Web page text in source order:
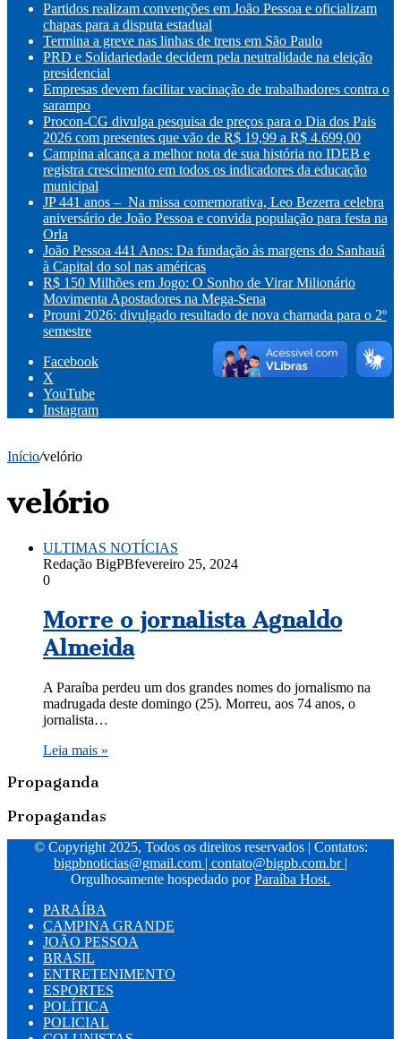
Partidos realizam convenções em João Pessoa e oficializam
chapas para a disputa estadual
Termina a greve nas linhas de trens em São Paulo
PRD e Solidariedade decidem pela neutralidade na eleição
presidencial
Empresas devem facilitar vacinação de trabalhadores contra o
sarampo
Procon-CG divulga pesquisa de preços para o Dia dos Pais
2026 com presentes que vão de R$ 19,99 a R$ 4.699,00
Campina alcança a melhor nota de sua história no IDEB e
registra crescimento em todos os indicadores da educação
municipal
JP 441 anos – Na missa comemorativa, Leo Bezerra celebra
aniversário de João Pessoa e convida população para festa na
Orla
João Pessoa 441 Anos: Da fundação às margens do Sanhauá
à Capital do sol nas américas
R$ 150 Milhões em Jogo: O Sonho de Virar Milionário
Movimenta Apostadores na Mega-Sena
Prouni 2026: divulgado resultado de nova chamada para o 2º
semestre
Facebook
X
YouTube
Instagram
Início/velório
velório
ULTIMAS NOTÍCIAS
Redação BigPBfevereiro 25, 2024
0
Morre o jornalista Agnaldo
Almeida
A Paraíba perdeu um dos grandes nomes do jornalismo na
madrugada deste domingo (25). Morreu, aos 74 anos, o
jornalista…
Leia mais »
Propaganda
Propagandas
© Copyright 2025, Todos os direitos reservados | Contatos:
bigpbnoticias@gmail.com | contato@bigpb.com.br |
Orgulhosamente hospedado porParaíba Host.
PARAÍBA
CAMPINA GRANDE
JOÃO PESSOA
BRASIL
ENTRETENIMENTO
ESPORTES
POLÍTICA
POLICIAL